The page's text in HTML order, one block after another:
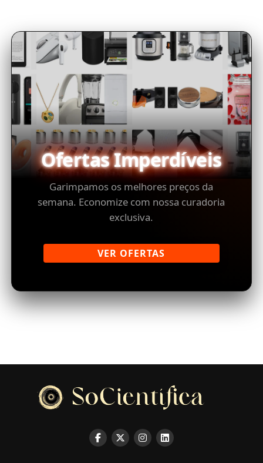
Ofertas Imperdíveis
Garimpamos os melhores preços da
semana. Economize com nossa curadoria
exclusiva.
VER OFERTAS